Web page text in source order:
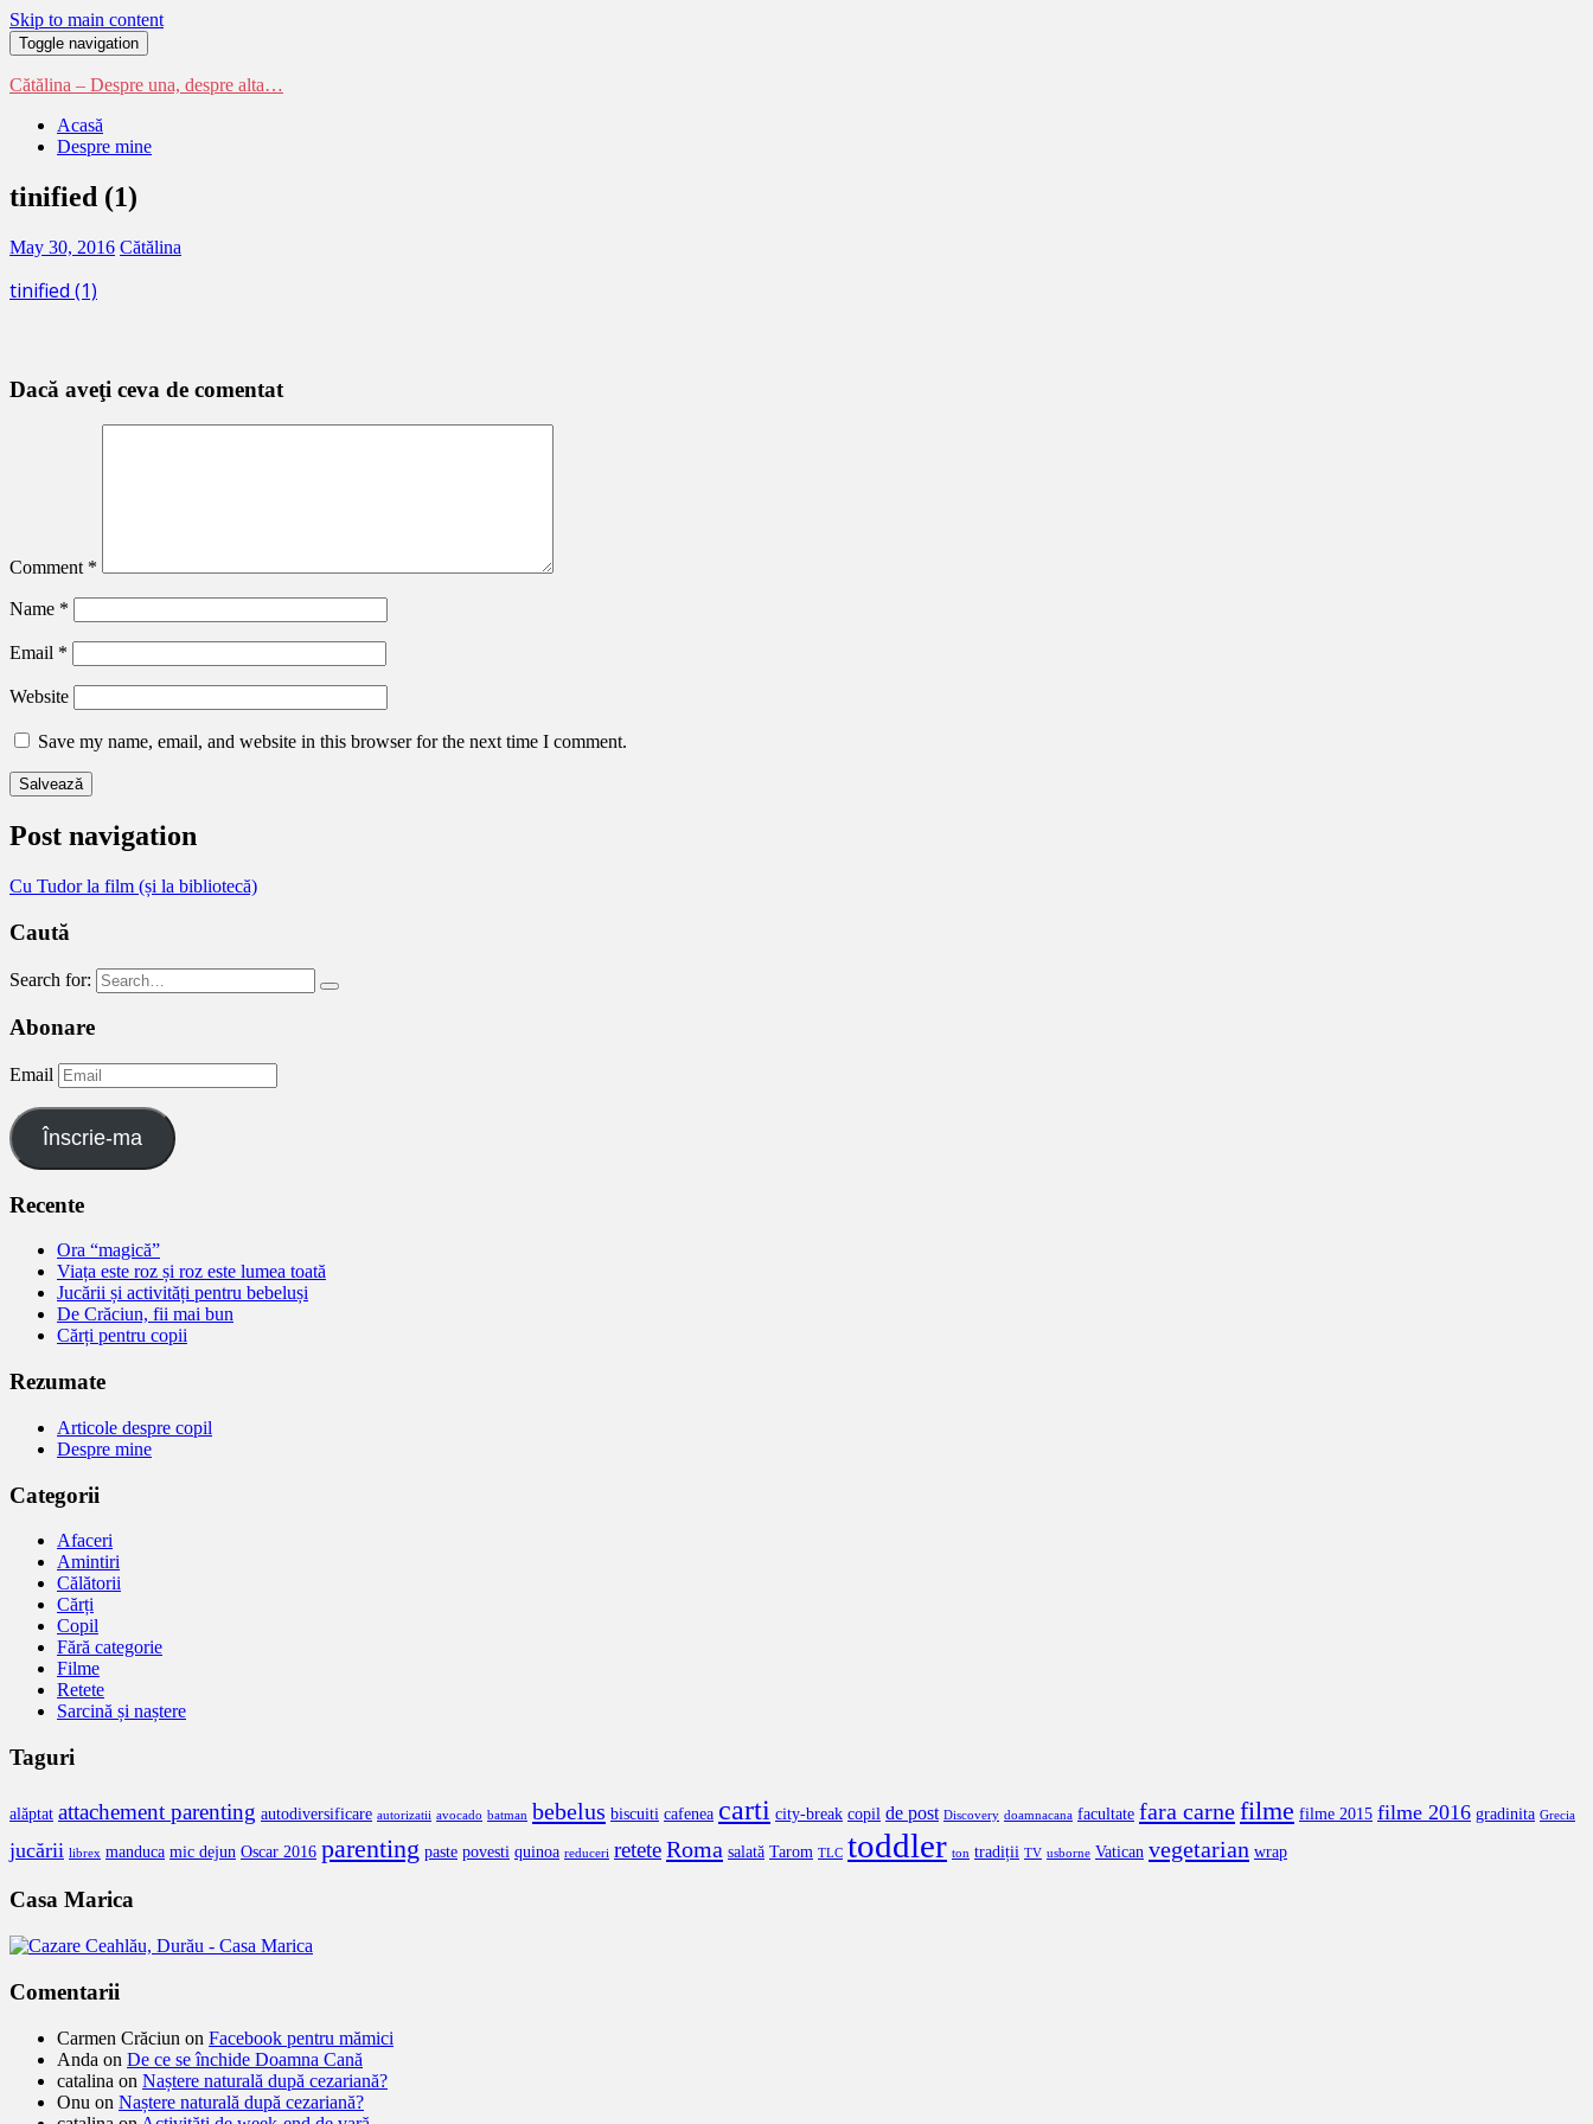
Skip to main content
Toggle navigation
Cătălina – Despre una, despre alta…
Acasă
Despre mine
tinified (1)
May 30, 2016 Cătălina
tinified (1)
Dacă aveţi ceva de comentat
Comment *
Name *
Email *
Website
Save my name, email, and website in this browser for the next time I comment.
Post navigation
Cu Tudor la film (și la bibliotecă)
Caută
Search for:
Abonare
Email
Înscrie-ma
Recente
Ora “magică”
Viața este roz și roz este lumea toată
Jucării și activități pentru bebeluși
De Crăciun, fii mai bun
Cărți pentru copii
Rezumate
Articole despre copil
Despre mine
Categorii
Afaceri
Amintiri
Călătorii
Cărți
Copil
Fără categorie
Filme
Retete
Sarcină și naștere
Taguri
alăptat attachement parenting autodiversificare autorizatii avocado batman bebelus biscuiti cafenea carti city-break copil de post Discovery doamnacana facultate fara carnefilme filme 2015 filme 2016 gradinita Grecia
jucării librex manduca mic dejun Oscar 2016 parenting paste povesti quinoa reduceri reteteRoma salată Tarom TLC toddler ton tradiții TV usborne Vatican vegetarian wrap
Casa Marica
Comentarii
Carmen Crăciun on Facebook pentru mămici
Anda on De ce se închide Doamna Cană
catalina on Naștere naturală după cezariană?
Onu on Naștere naturală după cezariană?